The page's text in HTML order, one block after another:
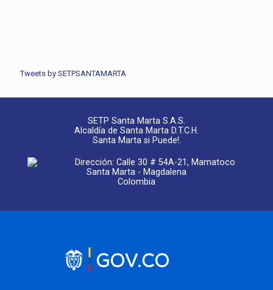
Tweets by SETPSANTAMARTA
SETP Santa Marta S.A.S.
Alcaldía de Santa Marta D.T.C.H.
Santa Marta si Puede!.
Dirección: Calle 30 # 54A-21, Mamatoco
Santa Marta - Magdalena
Colombia